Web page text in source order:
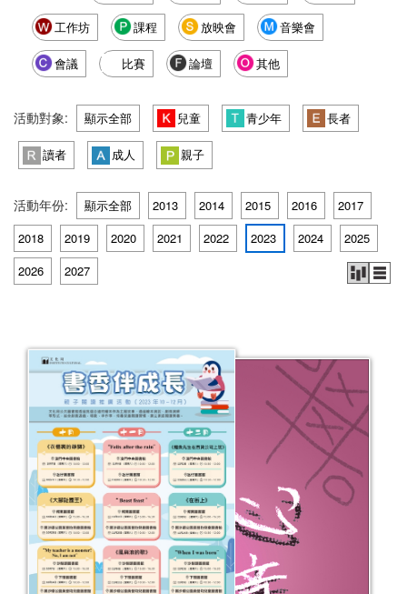
工作坊 課程 放映會 音樂會
會議 比賽 論壇 其他
活動對象: 顯示全部 兒童 青少年 長者
讀者 成人 親子
活動年份: 顯示全部 2013 2014 2015 2016
2017
2018
2019 2020 2021 2022 2023 2024
2025
2026
2027